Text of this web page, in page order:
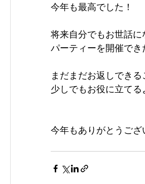
今年も最高でした！
将来自分でもお世話
パーティーを開催で
まだまだお返しでき
少しでもお役に立て
今年もありがとうござ